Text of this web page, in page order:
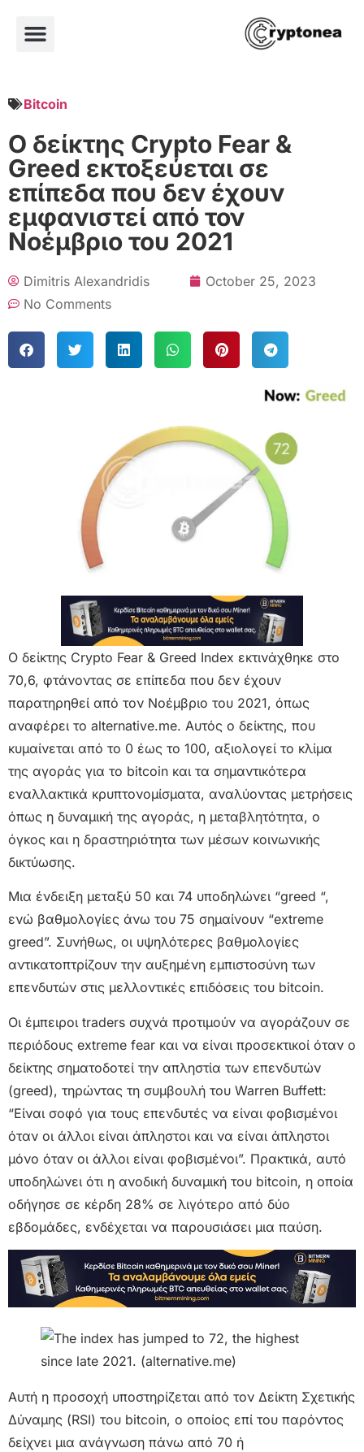
Bitcoin
Ο δείκτης Crypto Fear &
Greed εκτοξεύεται σε
επίπεδα που δεν έχουν
εμφανιστεί από τον
Νοέμβριο του 2021
Dimitris Alexandridis
October 25, 2023
No Comments
Ο δείκτης Crypto Fear & Greed Index εκτινάχθηκε στο
70,6, φτάνοντας σε επίπεδα που δεν έχουν
παρατηρηθεί από τον Νοέμβριο του 2021, όπως
αναφέρει το alternative.me. Αυτός ο δείκτης, που
κυμαίνεται από το 0 έως το 100, αξιολογεί το κλίμα
της αγοράς για το bitcoin και τα σημαντικότερα
εναλλακτικά κρυπτονομίσματα, αναλύοντας μετρήσεις
όπως η δυναμική της αγοράς, η μεταβλητότητα, ο
όγκος και η δραστηριότητα των μέσων κοινωνικής
δικτύωσης.
Μια ένδειξη μεταξύ 50 και 74 υποδηλώνει “greed “,
ενώ βαθμολογίες άνω του 75 σημαίνουν “extreme
greed”. Συνήθως, οι υψηλότερες βαθμολογίες
αντικατοπτρίζουν την αυξημένη εμπιστοσύνη των
επενδυτών στις μελλοντικές επιδόσεις του bitcoin.
Οι έμπειροι traders συχνά προτιμούν να αγοράζουν σε
περιόδους extreme fear και να είναι προσεκτικοί όταν ο
δείκτης σηματοδοτεί την απληστία των επενδυτών
(greed), τηρώντας τη συμβουλή του Warren Buffett:
“Είναι σοφό για τους επενδυτές να είναι φοβισμένοι
όταν οι άλλοι είναι άπληστοι και να είναι άπληστοι
μόνο όταν οι άλλοι είναι φοβισμένοι”. Πρακτικά, αυτό
υποδηλώνει ότι η ανοδική δυναμική του bitcoin, η οποία
οδήγησε σε κέρδη 28% σε λιγότερο από δύο
εβδομάδες, ενδέχεται να παρουσιάσει μια παύση.
Αυτή η προσοχή υποστηρίζεται από τον Δείκτη Σχετικής
Δύναμης (RSI) του bitcoin, ο οποίος επί του παρόντος
δείχνει μια ανάγνωση πάνω από 70 ή